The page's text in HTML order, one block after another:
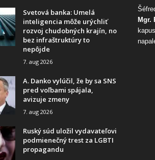
Svetová banka: Umelá
inteligencia môže urýchliť
rozvoj chudobných krajín, no
bez infraštruktúry to
nepôjde
7. aug 2026
A. Danko vylúčil, že by sa SNS
pred voľbami spájala,
avizuje zmeny
7. aug 2026
Ruský súd uložil vydavateľovi
podmienečný trest za LGBTI
propagandu
Mgr.